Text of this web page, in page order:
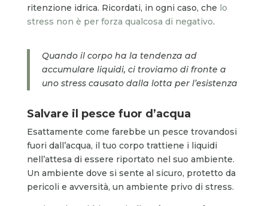
ritenzione idrica. Ricordati, in ogni caso, che lo
stress non è per forza qualcosa di negativo.
Quando il corpo ha la tendenza ad
accumulare liquidi, ci troviamo di fronte a
uno stress causato dalla lotta per l’esistenza
Salvare il pesce fuor d’acqua
Esattamente come farebbe un pesce trovandosi
fuori dall’acqua, il tuo corpo trattiene i liquidi
nell’attesa di essere riportato nel suo ambiente.
Un ambiente dove si sente al sicuro, protetto da
pericoli e avversità, un ambiente privo di stress.